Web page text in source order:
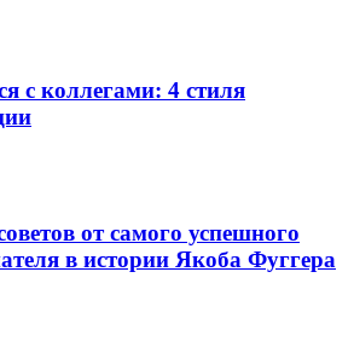
с коллегами: 4 стиля
от самого успешного
в истории Якоба Фуггера